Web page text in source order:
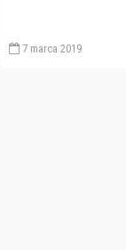
7 marca 2019